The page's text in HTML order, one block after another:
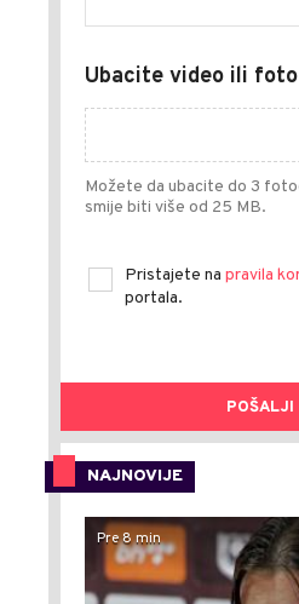
Ubacite video ili foto
Možete da ubacite do 3
smije biti više od 25 MB.
Pristajete na pravila
portala.
POŠALJI
NAJNOVIJE
Pre 8 min